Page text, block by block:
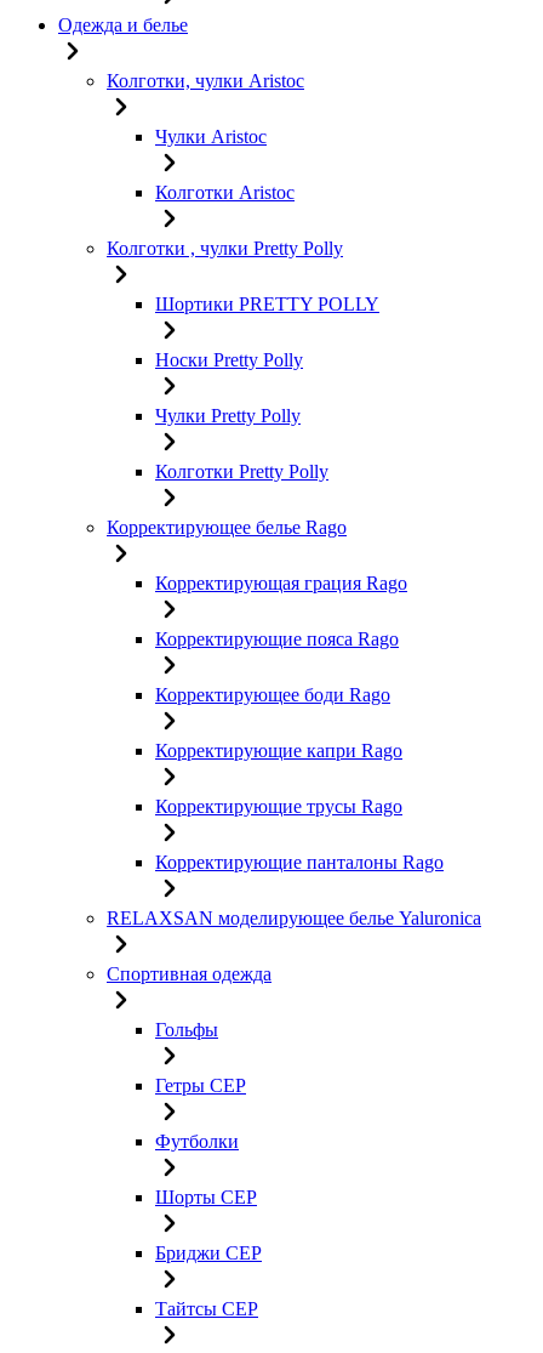
Одежда и белье
Колготки, чулки Aristoc
Чулки Aristoc
Колготки Aristoc
Колготки , чулки Pretty Polly
Шортики PRETTY POLLY
Носки Pretty Polly
Чулки Pretty Polly
Колготки Pretty Polly
Корректирующее белье Rago
Корректирующая грация Rago
Корректирующие пояса Rago
Корректирующее боди Rago
Корректирующие капри Rago
Корректирующие трусы Rago
Корректирующие панталоны Rago
RELAXSAN моделирующее белье Yaluroniсa
Спортивная одежда
Гольфы
Гетры CEP
Футболки
Шорты CEP
Бриджи CEP
Тайтсы CEP